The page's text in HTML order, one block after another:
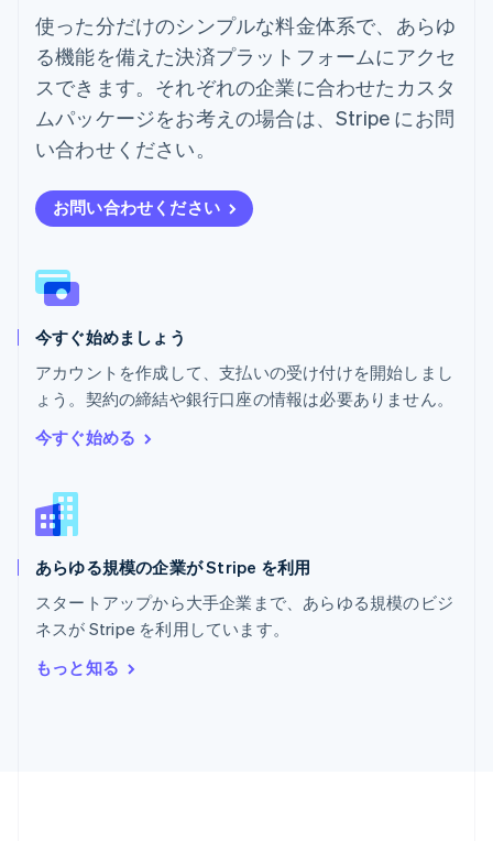
使った分だけのシンプルな料金体系で、あらゆ
る機能を備えた決済プラットフォームにアクセ
スできます。それぞれの企業に合わせたカスタ
ムパッケージをお考えの場合は、Stripe にお問
い合わせください。
お問い合わせください
今すぐ始めましょう
アカウントを作成して、支払いの受け付けを開始しまし
ょう。契約の締結や銀行口座の情報は必要ありません。
今すぐ始める
あらゆる規模の企業が Stripe を利用
スタートアップから大手企業まで、あらゆる規模のビジ
ネスが Stripe を利用しています。
もっと知る
ハンガリー
English
フィンランド
English Svenska
ブラジル
Português English
フランス
ブルガリア
English
Nederlands
ポーランド
ポルトガル
マルタ
English
マレーシア
Español
ラトビア
リトアニア
リヒテンシュタイン
DeutschEnglish
ルーマニア
English